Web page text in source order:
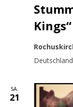
Kings“
Deutschland
SA.
21